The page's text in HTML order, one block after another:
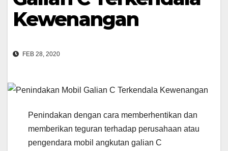
Kewenangan
FEB 28, 2020
Penindakan dengan cara memberhentikan dan
memberikan teguran terhadap perusahaan atau
pengendara mobil angkutan galian C